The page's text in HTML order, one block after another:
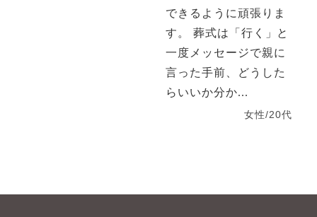
できるように頑張りま
す。 葬式は「行く」と
一度メッセージで親に
言った手前、どうした
らいいか分か...
女性/20代